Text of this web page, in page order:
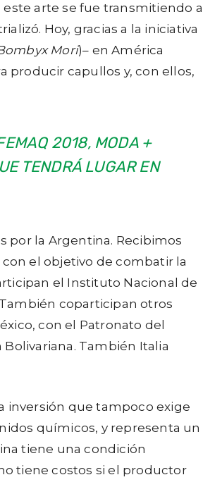
arte se fue transmitiendo a
Hoy, gracias a la iniciativa
Mori)– en América
producir capullos y, con ellos,
2018, MODA +
TENDRÁ LUGAR EN
por la Argentina. Recibimos
el objetivo de combatir la
el Instituto Nacional de
coparticipan otros
con el Patronato del
También Italia
inversión que tampoco exige
químicos, y representa un
tiene una condición
tiene costos si el productor